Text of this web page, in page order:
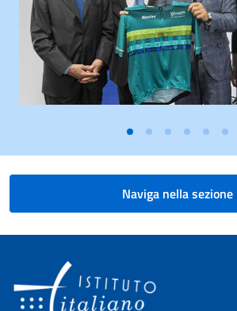
Naviga nella sezione